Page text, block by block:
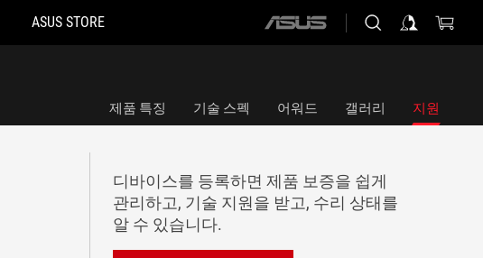
ASUS STORE
ASUS
제품 특징 기술 스펙 어워드 갤러리 지원
디바이스를 등록하면 제품 보증을 쉽게
관리하고, 기술 지원을 받고, 수리 상태를
알 수 있습니다.